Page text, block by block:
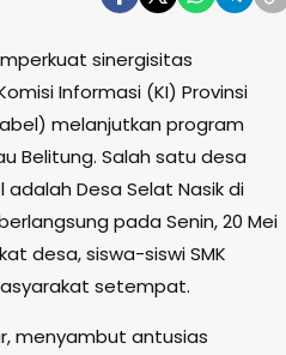
sinergisitas
Informasi (KI) Provinsi
melanjutkan program
Belitung. Salah satu desa
Desa Selat Nasik di
pada Senin, 20 Mei
desa, siswa-siswi SMK
setempat.
menyambut antusias